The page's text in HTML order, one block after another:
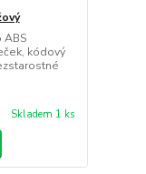
ABS
kódový
Skladem 1 ks